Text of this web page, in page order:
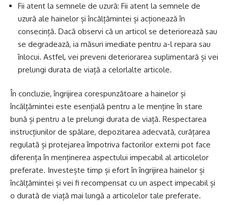
Fii atent la semnele de uzură: Fii atent la semnele de
uzură ale hainelor și încălțămintei și acționează în
consecință. Dacă observi că un articol se deteriorează sau
se degradează, ia măsuri imediate pentru a-l repara sau
înlocui. Astfel, vei preveni deteriorarea suplimentară și vei
prelungi durata de viață a celorlalte articole.
În concluzie, îngrijirea corespunzătoare a hainelor și
încălțămintei este esențială pentru a le menține în stare
bună și pentru a le prelungi durata de viață. Respectarea
instrucțiunilor de spălare, depozitarea adecvată, curățarea
regulată și protejarea împotriva factorilor externi pot face
diferența în menținerea aspectului impecabil al articolelor
preferate. Investește timp și efort în îngrijirea hainelor și
încălțămintei și vei fi recompensat cu un aspect impecabil și
o durată de viață mai lungă a articolelor tale preferate.